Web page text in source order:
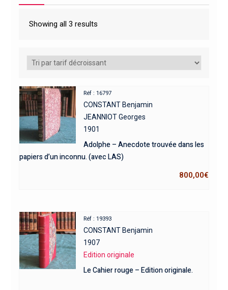
Showing all 3 results
Réf : 16797
CONSTANT Benjamin
JEANNIOT Georges
1901
Adolphe – Anecdote trouvée dans les
papiers d’un inconnu. (avec LAS)
800,00€
Réf : 19393
CONSTANT Benjamin
1907
Edition originale
Le Cahier rouge – Edition originale.